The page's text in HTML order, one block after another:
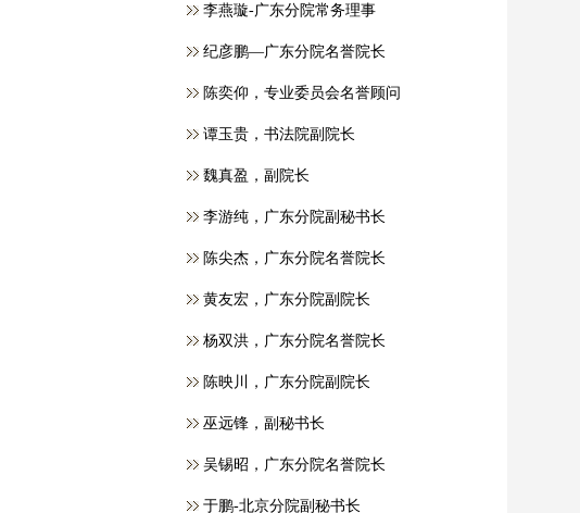
李燕璇-广东分院常务理事
纪彦鹏—广东分院名誉院长
​陈奕仰，专业委员会名誉顾问
谭玉贵，书法院副院长
魏真盈，副院长
李游纯，广东分院副秘书长
陈尖杰，广东分院名誉院长
黄友宏，广东分院副院长
杨双洪，广东分院名誉院长
陈映川，广东分院副院长
巫远锋，副秘书长
吴锡昭，广东分院名誉院长
于鹏-北京分院副秘书长